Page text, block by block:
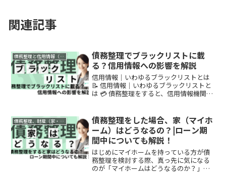
関連記事
債務整理と信用情報（ブラックリスト）
債務整理でブラックリストに載
る？信用情報への影響を解説
信用情報｜いわゆるブラックリストとは
📝 信用情報｜いわゆるブラックリストと
は 💳 債務整理をすると、信用情報機関に
たり、ローンを組んだりができなくなり
ます。 🤔 いわ...
債務整理、財産（家・車・給与）への影響
債務整理をした場合、家（マイホ
ーム）はどうなるの？|ローン期
間中についても解説！
はじめにマイホームを持っている方が債
務整理を検討する際、真っ先に気になる
のが「マイホームはどうなるのか？」と